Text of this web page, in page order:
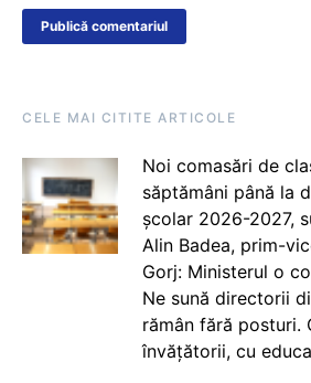
CELE MAI CITITE ARTICOLE
Noi comasări de
săptămâni până la
școlar 2026-2027,
Alin Badea, prim-
Gorj: Ministerul o
Ne sună directorii
rămân fără posturi.
învățătorii, cu